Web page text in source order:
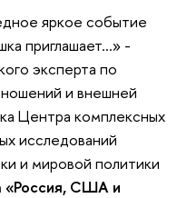
яркое событие
приглашает…» -
эксперта по
и внешней
Центра комплексных
исследований
и мировой политики
«Россия, США и